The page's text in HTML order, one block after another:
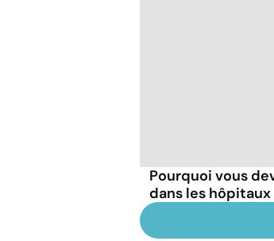
Pourquoi vous
dans les hôpitaux